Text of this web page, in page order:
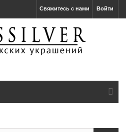
Войти
Свяжитесь с нами